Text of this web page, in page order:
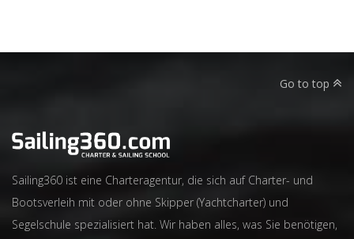
Go to top
Sailing360 ist eine Charteragentur, die sich auf Charter- und
Bootsverleih mit oder ohne Skipper (Yachtcharter) und
Segelschule spezialisiert hat. Wir haben alles, was Sie benötigen,